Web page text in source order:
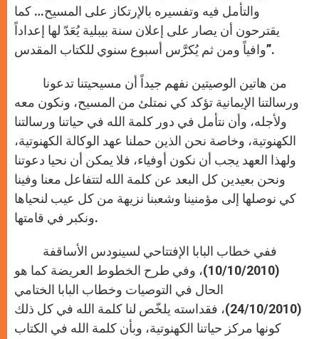
والتأمل فيه وتفسيره بالإرتكاز على المسيح… كما
يقترحون أن يصار على إعلان سنة بيبلية يُعَدّ لها إعداداً
وافياً ومن ثم يُكرَّس أسبوع سنوي للكتاب المقدس”.
ورسالتنا الإيمانية تؤكد كي نمتلئ من المسيح، ونكون معه
ولأجله، وأن نتأمل في دور كلمة الله في حياتنا ورسالتنا
الكهنوتية، وخاصة نحن الذين حملنا عهد الوكالة الكهنوتية،
ولهذا العهد يجب أن نكون أوفياء، فلا يمكن أن نحيا دعوتنا
ونحن بعيدين كل البعد عن كلمة الله لتتفاعل معنا وفينا
كي نوصلها إلى مؤمنينا وشعبنا نزيهة من كل عيب لنحياها
ونكبر في قامتها.
(10/10/2010)، وفي طرح الخطوط العريضة كما هو
الحال في التوصيات وخطاب البابا الختامي
(24/10/2010)، فقداسته يلخّص لنا كلمة الله في كل ذلك
كونها مركز حياتنا الكهنوتية، وبأن كلمة الله في الكتاب